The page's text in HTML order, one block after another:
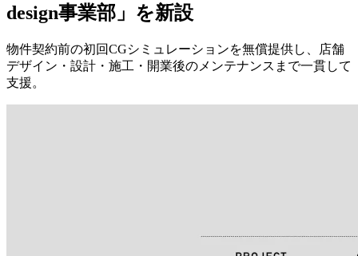
News
プレスリリース
ユニオンテック、アパレル・物販店舗